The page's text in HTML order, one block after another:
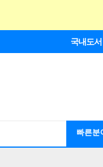
국내도서
빠른분